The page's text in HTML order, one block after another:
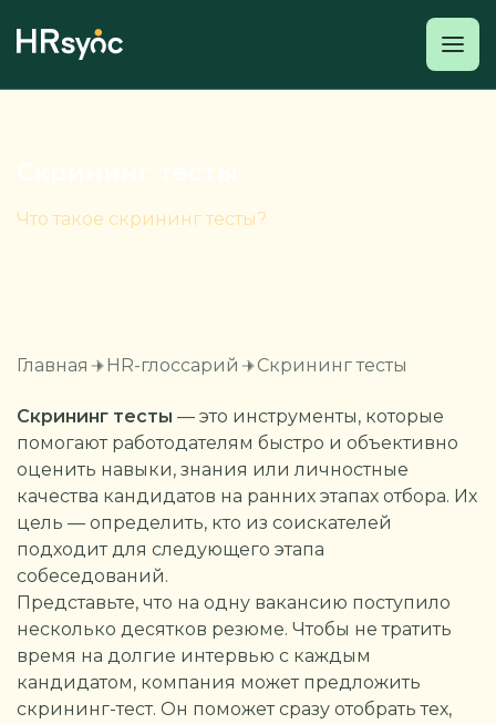
Что такое скрининг тесты?
Главная HR-глоссарий Скрининг тесты
Скрининг тесты — это инструменты, которые
помогают работодателям быстро и объективно
оценить навыки, знания или личностные
качества кандидатов на ранних этапах отбора. Их
цель — определить, кто из соискателей
подходит для следующего этапа
собеседований.
Представьте, что на одну вакансию поступило
несколько десятков резюме. Чтобы не тратить
время на долгие интервью с каждым
кандидатом, компания может предложить
скрининг-тест. Он поможет сразу отобрать тех,